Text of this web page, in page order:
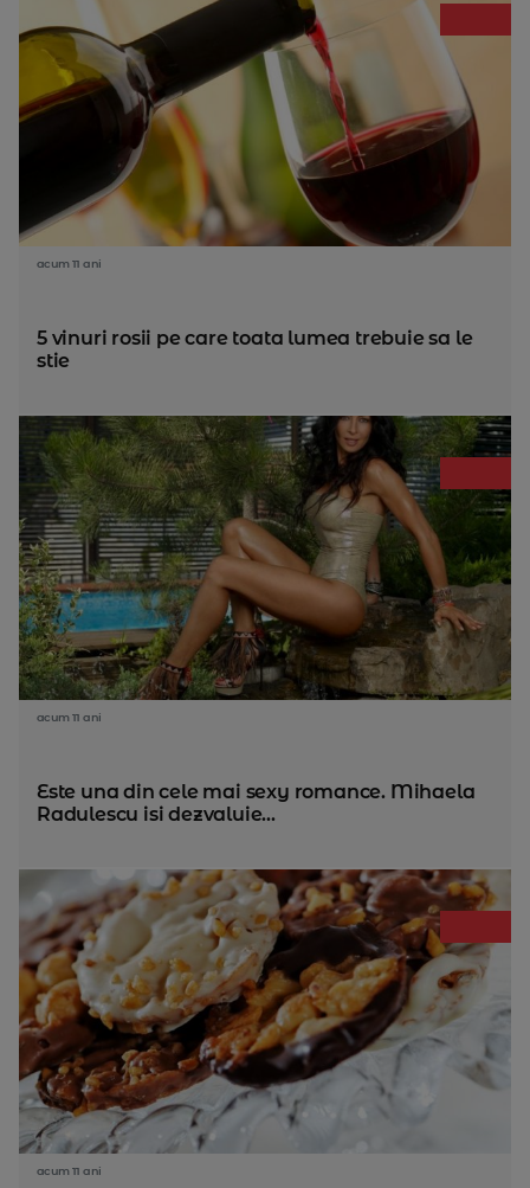
acum 11 ani
5 vinuri rosii pe care toata lumea trebuie sa le
stie
acum 11 ani
Este una din cele mai sexy romance. Mihaela
Radulescu isi dezvaluie...
acum 11 ani